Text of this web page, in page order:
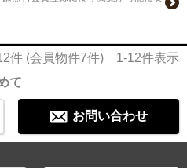
件 (会員物件7件) 1-12件表示
て
お問い合わせ